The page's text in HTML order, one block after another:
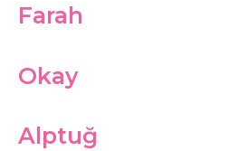
Farah
Okay
Alptuğ